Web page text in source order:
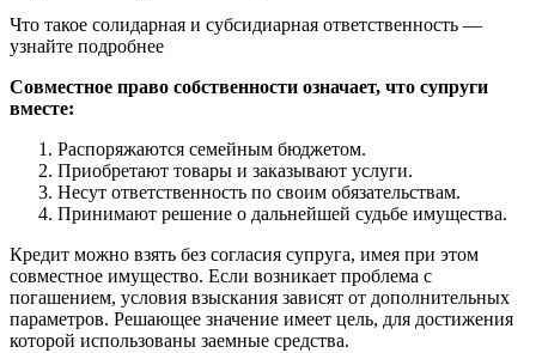
Что такое солидарная и субсидиарная ответственность —
узнайте подробнее
Совместное право собственности означает, что супруги
вместе:
Распоряжаются семейным бюджетом.
Приобретают товары и заказывают услуги.
Несут ответственность по своим обязательствам.
Принимают решение о дальнейшей судьбе имущества.
Кредит можно взять без согласия супруга, имея при этом
совместное имущество. Если возникает проблема с
погашением, условия взыскания зависят от дополнительных
параметров. Решающее значение имеет цель, для достижения
которой использованы заемные средства.